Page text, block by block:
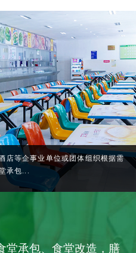
店等企事业单位或团体组织根据需
承包...
堂承包、食堂改造，膳